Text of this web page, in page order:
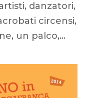
danzatori,
circensi,
un palco,...